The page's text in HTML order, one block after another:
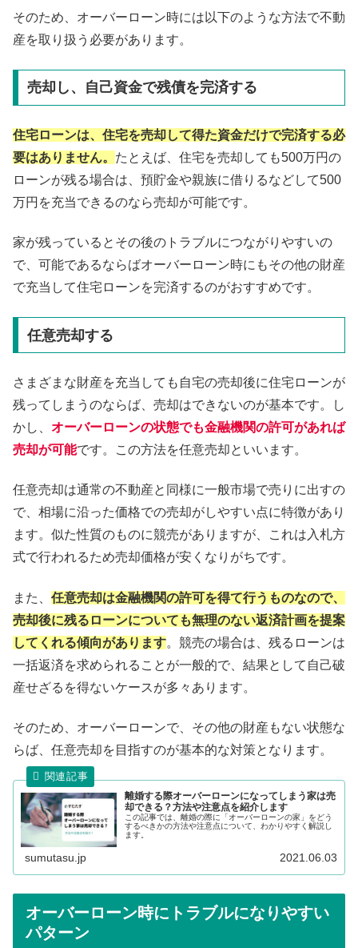
そのため、オーバーローン時には以下のような方法で不動
産を取り扱う必要があります。
売却し、自己資金で残債を完済する
住宅ローンは、住宅を売却して得た資金だけで完済する必
要はありません。 たとえば、住宅を売却しても500万円の
ローンが残る場合は、預貯金や親族に借りるなどして500
万円を充当できるのなら売却が可能です。
家が残っているとその後のトラブルにつながりやすいの
で、可能であるならばオーバーローン時にもその他の財産
で充当して住宅ローンを完済するのがおすすめです。
任意売却する
さまざまな財産を充当しても自宅の売却後に住宅ローンが
残ってしまうのならば、売却はできないのが基本です。し
かし、 オーバーローンの状態でも金融機関の許可があれば
売却が可能です。この方法を任意売却といいます。
任意売却は通常の不動産と同様に一般市場で売りに出すの
で、相場に沿った価格での売却がしやすい点に特徴があり
ます。似た性質のものに競売がありますが、これは入札方
式で行われるため売却価格が安くなりがちです。
また、 任意売却は金融機関の許可を得て行うものなので、
売却後に残るローンについても無理のない返済計画を提案
してくれる傾向があります。競売の場合は、残るローンは
一括返済を求められることが一般的で、結果として自己破
産せざるを得ないケースが多々あります。
そのため、オーバーローンで、その他の財産もない状態な
らば、任意売却を目指すのが基本的な対策となります。
離婚する際オーバーローンになってしまう家は売
却できる？方法や注意点を紹介します
この記事では、離婚の際に「オーバーローンの家」をどう
するべきかの方法や注意点について、わかりやすく解説し
ます。
sumutasu.jp 2021.06.03
オーバーローン時にトラブルになりやすい
パターン